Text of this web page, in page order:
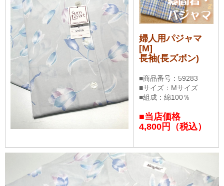
婦人用パジャマ
[M]
長袖(長ズボン)
■商品番号：59283
■サイズ：Mサイズ
■組成：綿100％
■当店価格
4,800円（税込）